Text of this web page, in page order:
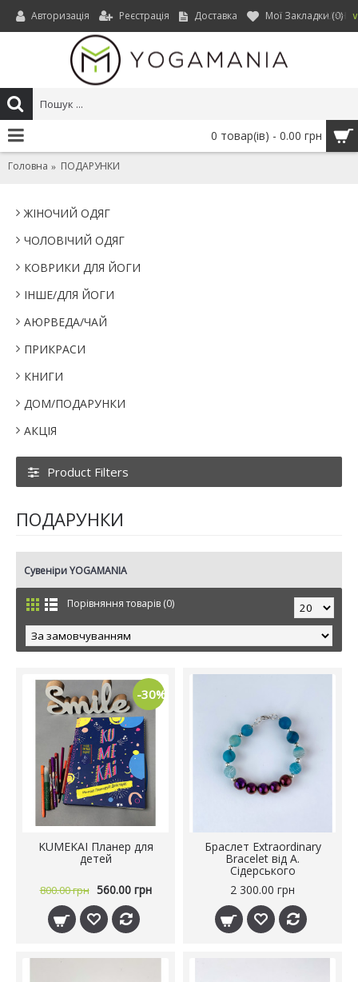
UAH ∨
Авторизація Реєстрація Доставка Мої Закладки (0)
0 товар(ів) - 0.00 грн
Головна ПОДАРУНКИ
ЖІНОЧИЙ ОДЯГ
ЧОЛОВІЧИЙ ОДЯГ
КОВРИКИ ДЛЯ ЙОГИ
IНШЕ/ДЛЯ ЙОГИ
АЮРВЕДА/ЧАЙ
ПРИКРАСИ
КНИГИ
ДОМ/ПОДАРУНКИ
АКЦІЯ
Product Filters
ПОДАРУНКИ
Сувеніри YOGAMANIA
Порівняння товарів (0)
-30%
KUMEKAI Планер для
детей
800.00 грн 560.00 грн
Браслет Extraordinary
Bracelet від А.
Сідерського
2 300.00 грн